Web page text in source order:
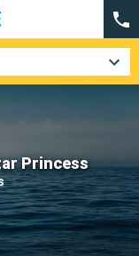
Princess